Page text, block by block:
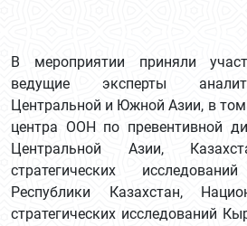
В мероприятии приняли
ведущие эксперты
Центральной и Южной Азии, в том
центра ООН по превентивной
Центральной Азии,
стратегических
Республики Казахстан,
стратегических исследований